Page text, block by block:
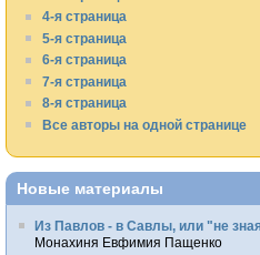
4-я страница
5-я страница
6-я страница
7-я страница
8-я страница
Все авторы на одной странице
Новые материалы
Из Павлов - в Савлы, или "не
Монахиня Евфимия Пащенко